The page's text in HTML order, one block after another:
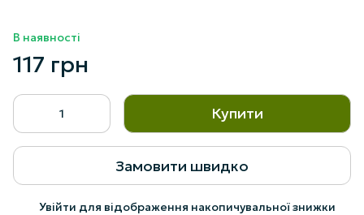
В наявності
117 грн
Купити
Замовити швидко
Увійти для відображення накопичувальної знижки